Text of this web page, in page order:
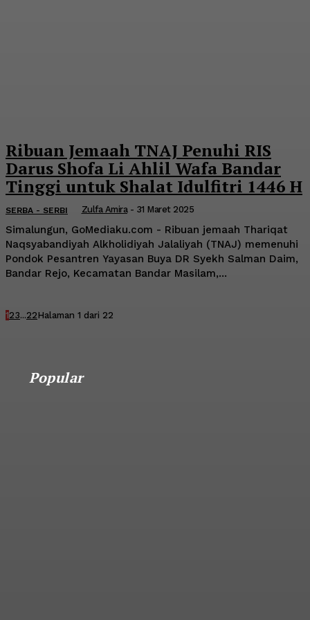
Ribuan Jemaah TNAJ Penuhi RIS
Darus Shofa Li Ahlil Wafa Bandar
Tinggi untuk Shalat Idulfitri 1446 H
SERBA - SERBI Zulfa Amira - 31 Maret 2025
Simalungun, GoMediaku.com - Ribuan jemaah Thariqat
Naqsyabandiyah Alkholidiyah Jalaliyah (TNAJ) memenuhi
Pondok Pesantren Yayasan Buya DR Syekh Salman Daim,
Bandar Rejo, Kecamatan Bandar Masilam,...
123...22Halaman 1 dari 22
Popular